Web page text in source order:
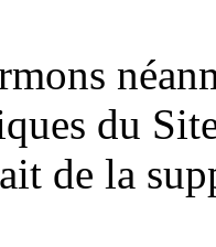
du
de la